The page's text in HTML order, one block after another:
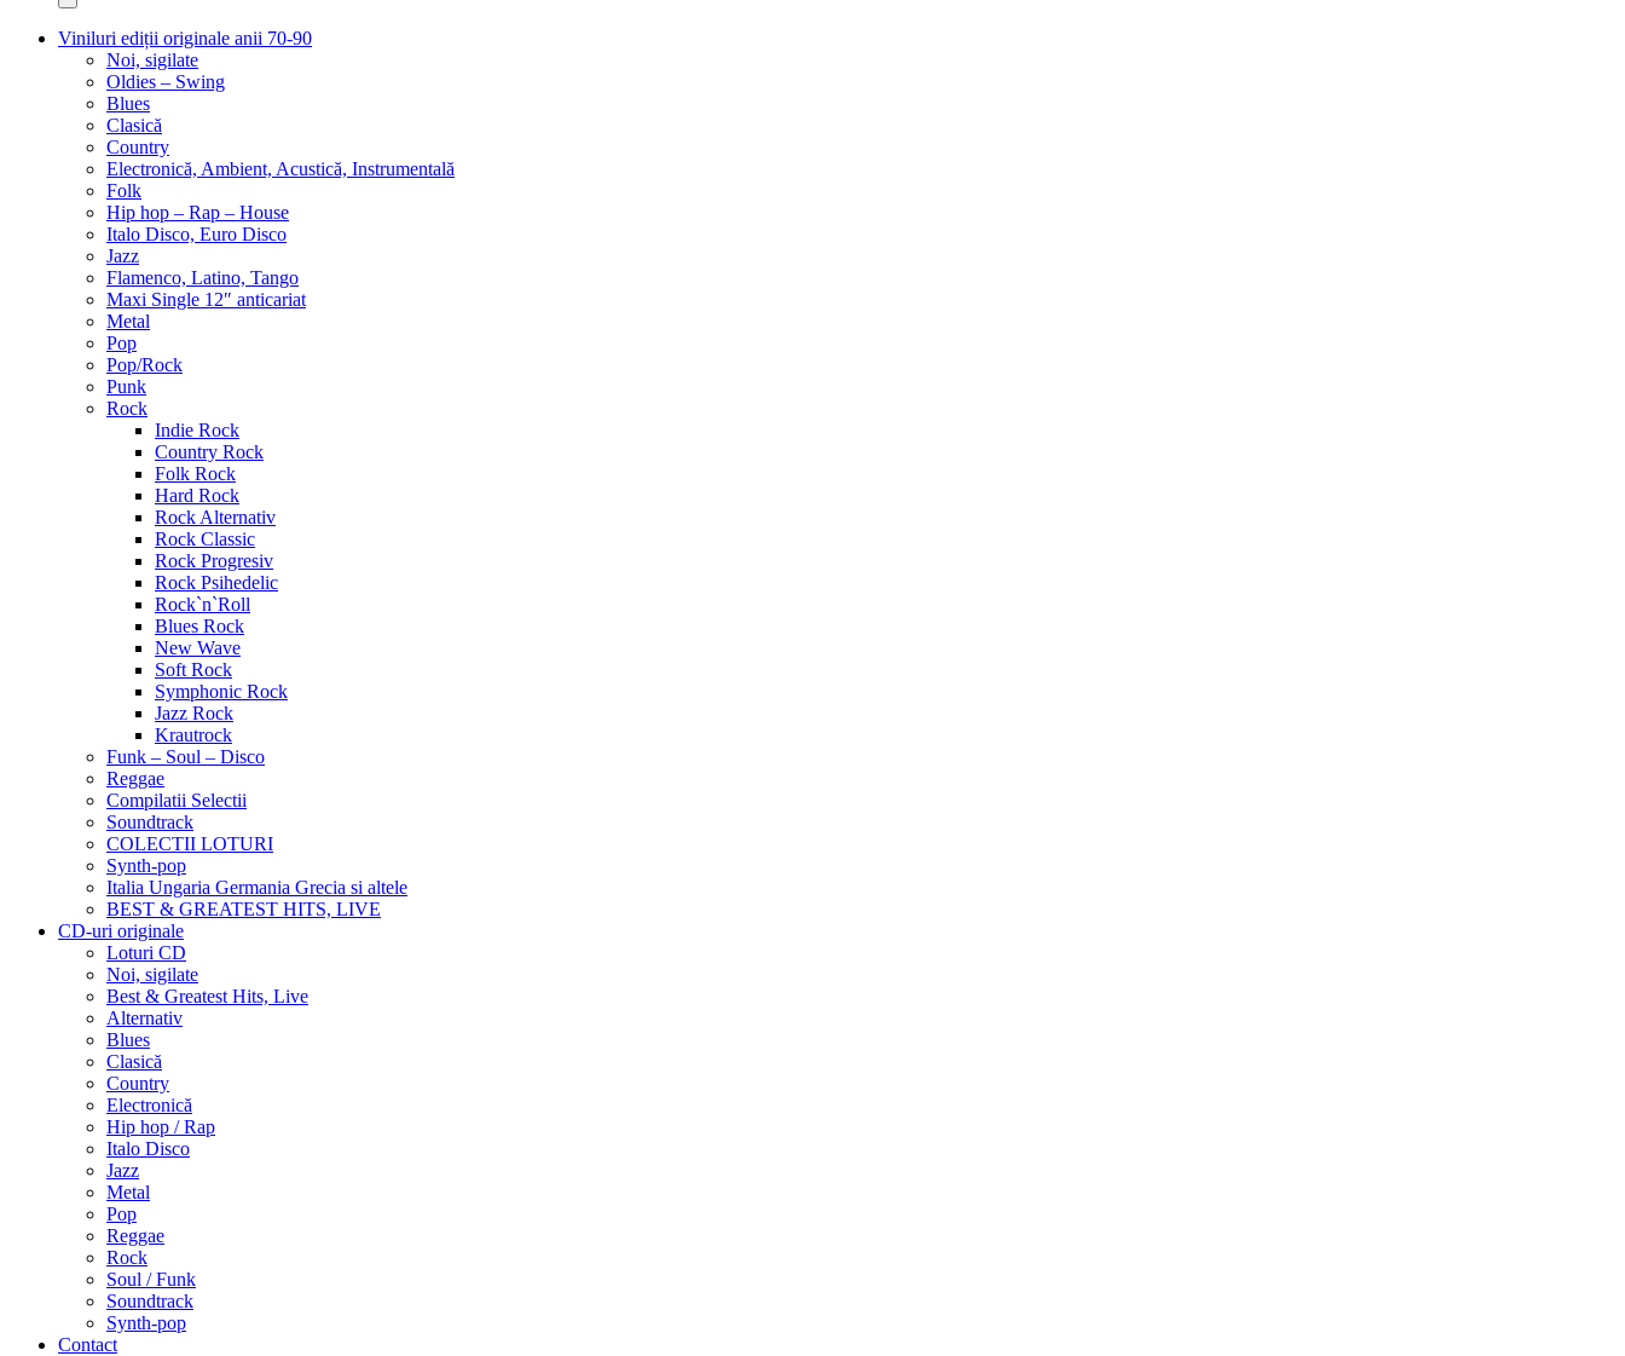
Viniluri ediții originale anii 70-90
Noi, sigilate
Oldies – Swing
Blues
Clasică
Country
Electronică, Ambient, Acustică, Instrumentală
Folk
Hip hop – Rap – House
Italo Disco, Euro Disco
Jazz
Flamenco, Latino, Tango
Maxi Single 12″ anticariat
Metal
Pop
Pop/Rock
Punk
Rock
Indie Rock
Country Rock
Folk Rock
Hard Rock
Rock Alternativ
Rock Classic
Rock Progresiv
Rock Psihedelic
Rock`n`Roll
Blues Rock
New Wave
Soft Rock
Symphonic Rock
Jazz Rock
Krautrock
Funk – Soul – Disco
Reggae
Compilatii Selectii
Soundtrack
COLECTII LOTURI
Synth-pop
Italia Ungaria Germania Grecia si altele
BEST & GREATEST HITS, LIVE
CD-uri originale
Loturi CD
Noi, sigilate
Best & Greatest Hits, Live
Alternativ
Blues
Clasică
Country
Electronică
Hip hop / Rap
Italo Disco
Jazz
Metal
Pop
Reggae
Rock
Soul / Funk
Soundtrack
Synth-pop
Contact